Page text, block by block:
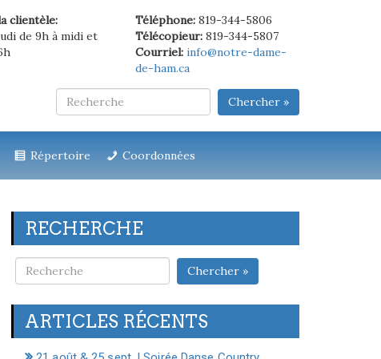
clientèle:
de 9h à midi et
Téléphone:819-344-5806
Télécopieur:819-344-5807
Courriel: info@notre-dame-
de-ham.ca
Chercher »
Répertoire Coordonnées
RECHERCHE
Chercher »
ARTICLES RÉCENTS